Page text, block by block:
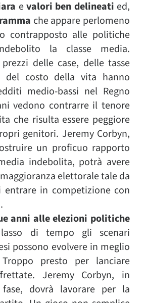
evalori ben delineati ed,
che appare perlomeno
contrapposto alle politiche
la classe media.
prezzi delle case, delle tasse
del costo della vita hanno
medio-bassi nel Regno
vedono contrarre il tenore
che risulta essere peggiore
genitori. Jeremy Corbyn,
un proficuo rapporto
indebolita, potrà avere
elettorale tale da
in competizione con
anni alle elezioni politiche
di tempo gli scenari
possono evolvere in meglio
presto per lanciare
Jeremy Corbyn, in
dovrà lavorare per la